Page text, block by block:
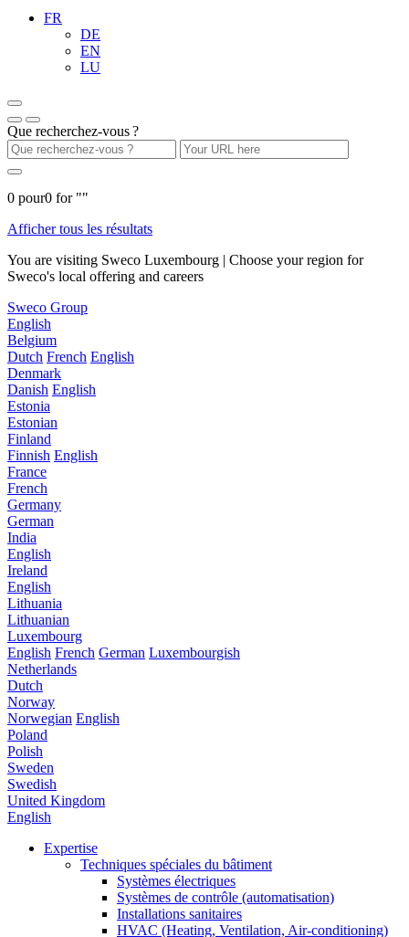
FR
DE
EN
LU
Que recherchez-vous ?
0 pour0 for ""
Afficher tous les résultats
You are visiting Sweco Luxembourg | Choose your region for
Sweco's local offering and careers
Sweco Group
English
Belgium
Dutch French English
Denmark
Danish English
Estonia
Estonian
Finland
Finnish English
France
French
Germany
German
India
English
Ireland
English
Lithuania
Lithuanian
Luxembourg
English French German Luxembourgish
Netherlands
Dutch
Norway
Norwegian English
Poland
Polish
Sweden
Swedish
United Kingdom
English
Expertise
Techniques spéciales du bâtiment
Systèmes électriques
Systèmes de contrôle (automatisation)
Installations sanitaires
HVAC (Heating, Ventilation, Air-conditioning)